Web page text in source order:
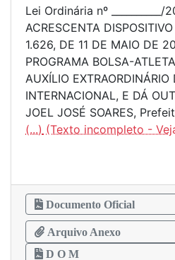
Lei Ordinária nº __________/
ACRESCENTA
1.626, DE 11 DE MAIO DE
PROGRAMA BOLSA-
AUXÍLIO EXTRAORDINÁRIO
INTERNACIONAL, E DÁ
JOEL JOSÉ SOARES,
(...)
Documento Oficial
Arquivo Anexo
D O M